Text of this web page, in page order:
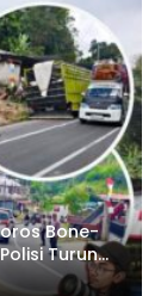
Bone-
Turun